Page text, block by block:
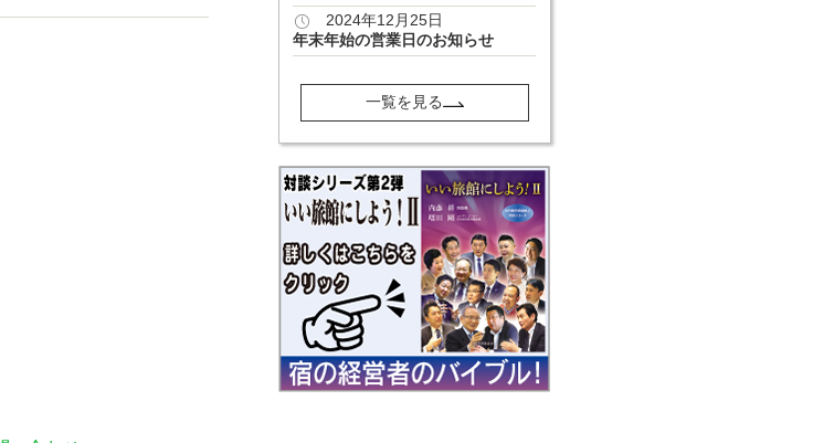
2024年12月25日
年末年始の営業日のお知らせ
一覧を見る